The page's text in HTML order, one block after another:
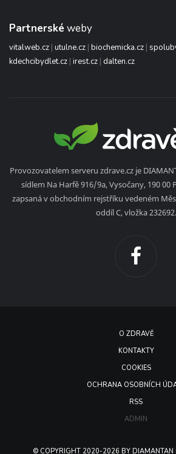
Partnerské weby
vitalweb.cz | utulne.cz | biochemicka.cz |
kdechcibydlet.cz | irest.cz | dalten.cz
Provozovatelem serveru zdrave.cz je
sídlem Na Harfě 916/9a, Vysočany, 190 00
zapsaná v obchodním rejstříku vedeném
oddíl C, vložka 232692.
O ZDRAVĚ
KONTAKTY
COOKIES
OCHRANA OSOBNÍCH
RSS
ADMIN
© COPYRIGHT 2020-2026 BY DIAMANTAN